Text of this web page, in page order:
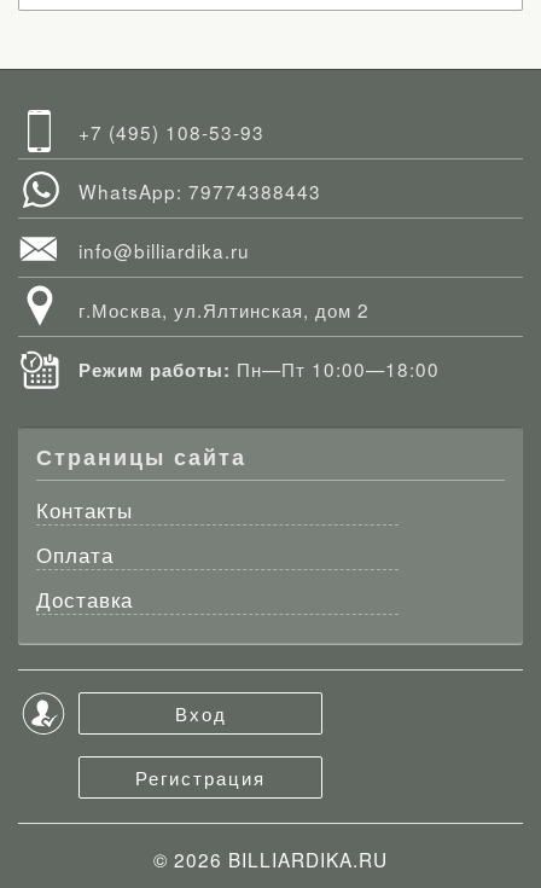
+7 (495) 108-53-93
WhatsApp: 79774388443
info@billiardika.ru
г.Москва, ул.Ялтинская, дом 2
Режим работы: Пн—Пт 10:00—18:00
Страницы сайта
Контакты
Оплата
Доставка
Вход
Регистрация
© 2026 BILLIARDIKA.RU